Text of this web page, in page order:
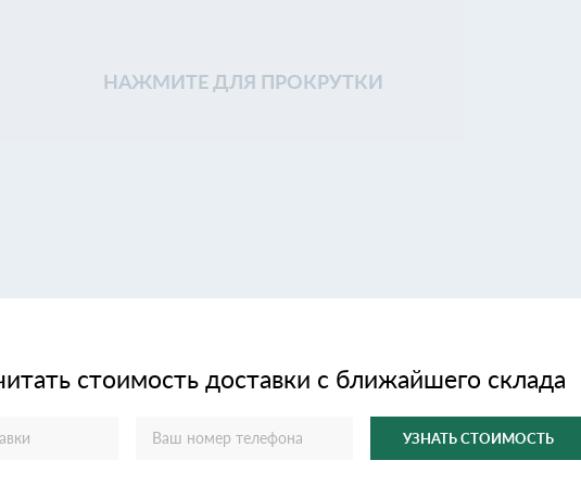
НАЖМИТЕ ДЛЯ ПРОКРУТКИ
стоимость доставки с ближайшего склада
УЗНАТЬ СТОИМОСТЬ